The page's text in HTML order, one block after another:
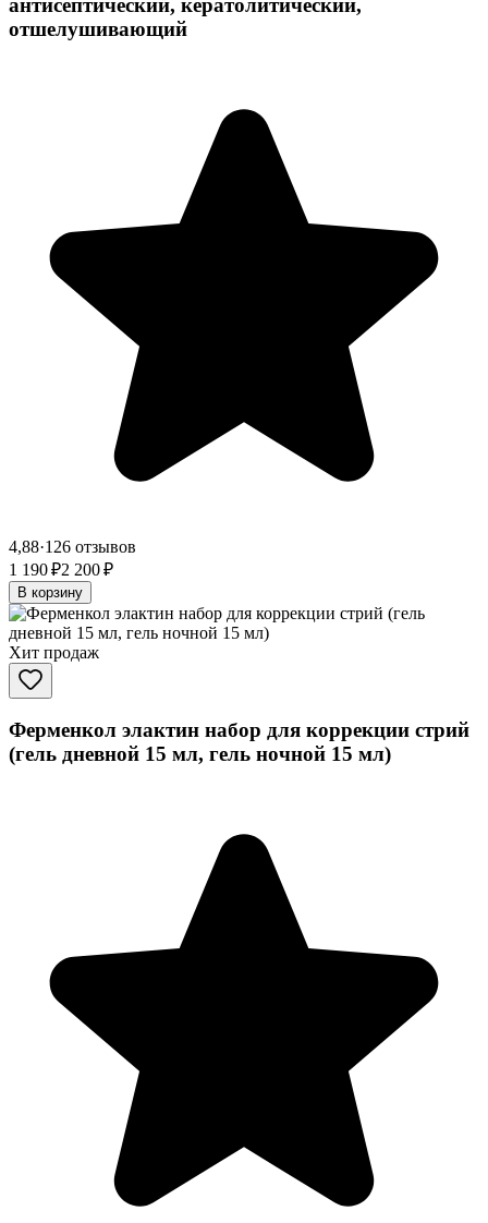
антисептический, кератолитический,
отшелушивающий
4,88·126 отзывов
1 190 ₽2 200 ₽
В корзину
Хит продаж
Ферменкол элактин набор для коррекции стрий
(гель дневной 15 мл, гель ночной 15 мл)